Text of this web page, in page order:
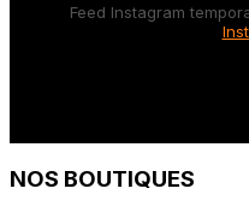
Feed Instagram
NOS BOUTIQUES